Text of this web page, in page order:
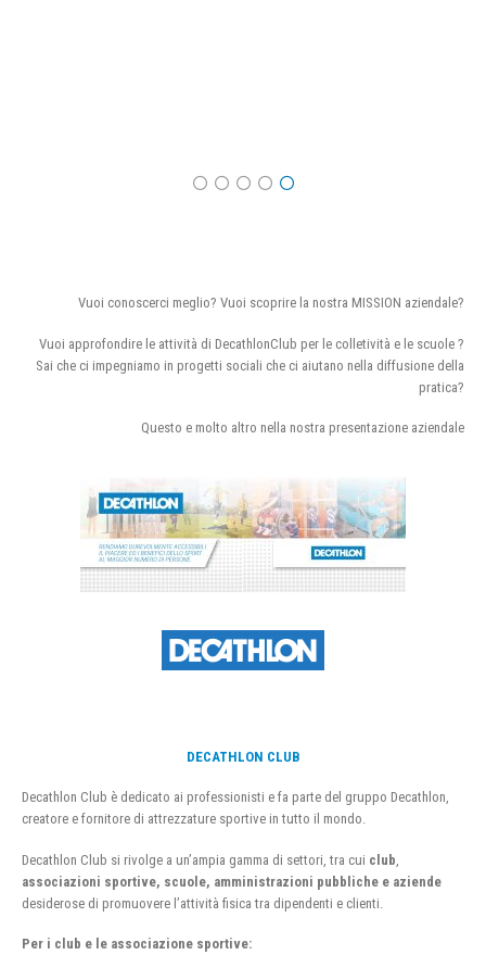
Vuoi conoscerci meglio? Vuoi scoprire la nostra MISSION aziendale?
Vuoi approfondire le attività di DecathlonClub per le colletività e le scuole ?
Sai che ci impegniamo in progetti sociali che ci aiutano nella diffusione della
pratica?
Questo e molto altro nella nostra presentazione aziendale
DECATHLON CLUB
Decathlon Club è dedicato ai professionisti e fa parte del gruppo Decathlon,
creatore e fornitore di attrezzature sportive in tutto il mondo.
Decathlon Club si rivolge a un’ampia gamma di settori, tra cui club
associazioni sportive, scuole, amministrazioni pubbliche e aziende
desiderose di promuovere l’attività fisica tra dipendenti e clienti.
Per i club e le associazione sportive: